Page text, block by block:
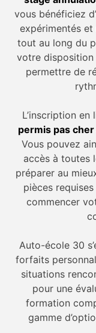
vous bénéficiez
expérimentés
tout au long du
votre disposition
permettre de
L’inscription
permis pas
Vous pouvez
accès à toutes
préparer au
pièces
commencer
Auto-école 30
forfaits
situations
pour une
formation
gamme